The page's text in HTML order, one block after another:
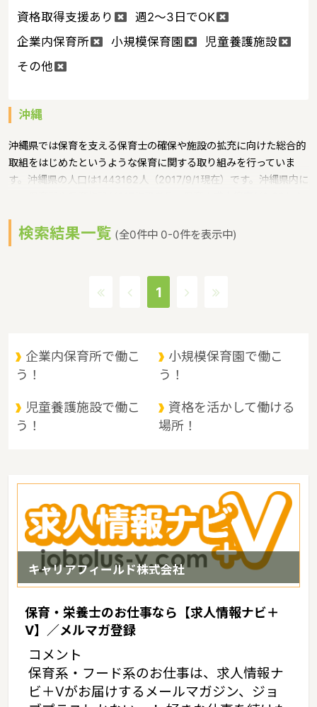
資格取得支援あり
週2～3日でOK
企業内保育所
小規模保育園
児童養護施設
その他
沖縄
沖縄県では保育を支える保育士の確保や施設の拡充に向けた総合的
取組をはじめたというような保育に関する取り組みを行っていま
す。沖縄県の人口は1443162人（2017/9/1現在）です。沖縄県内に
家賃相場：9.1万円（2017年10月賃貸住宅 D-room調べ）沖縄県
は、東京からは1600キロ。沖縄最西端の与那国島から台湾までは
然、文化、産業もこうした地理的環境に大きな影響を受けていると
検索結果一覧 (全0件中 0-0件を表示中)
1
企業内保育所で働こ
う！
小規模保育園で働こ
う！
児童養護施設で働こ
う！
資格を活かして働ける
場所！
キャリアフィールド株式会社
保育・栄養士のお仕事なら【求人情報ナビ＋
V】／メルマガ登録
コメント
保育系・フード系のお仕事は、求人情報ナ
ビ＋Vがお届けするメールマガジン、ジョ